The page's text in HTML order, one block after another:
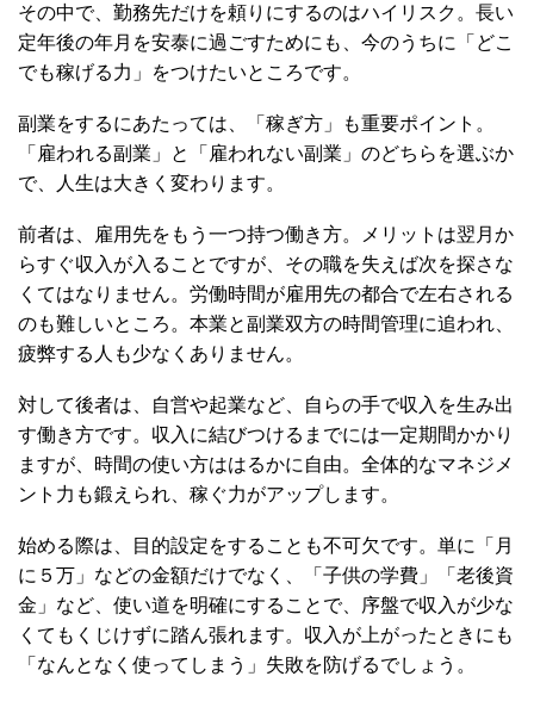
その中で、勤務先だけを頼りにするのはハイリスク。長い
定年後の年月を安泰に過ごすためにも、今のうちに「どこ
でも稼げる力」をつけたいところです。
副業をするにあたっては、「稼ぎ方」も重要ポイント。
「雇われる副業」と「雇われない副業」のどちらを選ぶか
で、人生は大きく変わります。
前者は、雇用先をもう一つ持つ働き方。メリットは翌月か
らすぐ収入が入ることですが、その職を失えば次を探さな
くてはなりません。労働時間が雇用先の都合で左右される
のも難しいところ。本業と副業双方の時間管理に追われ、
疲弊する人も少なくありません。
対して後者は、自営や起業など、自らの手で収入を生み出
す働き方です。収入に結びつけるまでには一定期間かかり
ますが、時間の使い方ははるかに自由。全体的なマネジメ
ント力も鍛えられ、稼ぐ力がアップします。
始める際は、目的設定をすることも不可欠です。単に「月
に５万」などの金額だけでなく、「子供の学費」「老後資
金」など、使い道を明確にすることで、序盤で収入が少な
くてもくじけずに踏ん張れます。収入が上がったときにも
「なんとなく使ってしまう」失敗を防げるでしょう。